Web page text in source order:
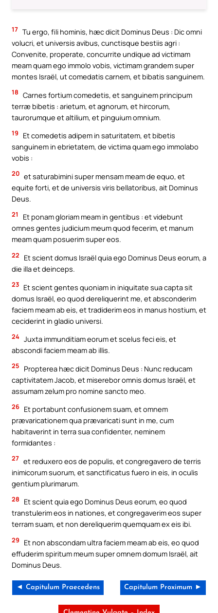
17 Tu ergo, fili hominis, hæc dicit Dominus Deus : Dic omni
volucri, et universis avibus, cunctisque bestiis agri :
Convenite, properate, concurrite undique ad victimam
meam quam ego immolo vobis, victimam grandem super
montes Israël, ut comedatis carnem, et bibatis sanguinem.
18 Carnes fortium comedetis, et sanguinem principum
terræ bibetis : arietum, et agnorum, et hircorum,
taurorumque et altilium, et pinguium omnium.
19
Et comedetis adipem in saturitatem, et bibetis
sanguinem in ebrietatem, de victima quam ego immolabo
vobis :
20 et saturabimini super mensam meam de equo, et
equite forti, et de universis viris bellatoribus, ait Dominus
Deus.
21
Et ponam gloriam meam in gentibus : et videbunt
omnes gentes judicium meum quod fecerim, et manum
meam quam posuerim super eos.
22
Et scient domus Israël quia ego Dominus Deus eorum, a
die illa et deinceps.
23 Et scient gentes quoniam in iniquitate sua capta sit
domus Israël, eo quod dereliquerint me, et absconderim
faciem meam ab eis, et tradiderim eos in manus hostium, et
ceciderint in gladio universi.
24 Juxta immunditiam eorum et scelus feci eis, et
abscondi faciem meam ab illis.
25
Propterea hæc dicit Dominus Deus : Nunc reducam
captivitatem Jacob, et miserebor omnis domus Israël, et
assumam zelum pro nomine sancto meo.
26 Et portabunt confusionem suam, et omnem
prævaricationem qua prævaricati sunt in me, cum
habitaverint in terra sua confidenter, neminem
formidantes :
27 et reduxero eos de populis, et congregavero de terris
inimicorum suorum, et sanctificatus fuero in eis, in oculis
gentium plurimarum.
28
Et scient quia ego Dominus Deus eorum, eo quod
transtulerim eos in nationes, et congregaverim eos super
terram suam, et non dereliquerim quemquam ex eis ibi.
29
Et non abscondam ultra faciem meam ab eis, eo quod
effuderim spiritum meum super omnem domum Israël, ait
Dominus Deus.
◄ Capitulum Praecedens Capitulum Proximum ►
Your Faith. Your Way.